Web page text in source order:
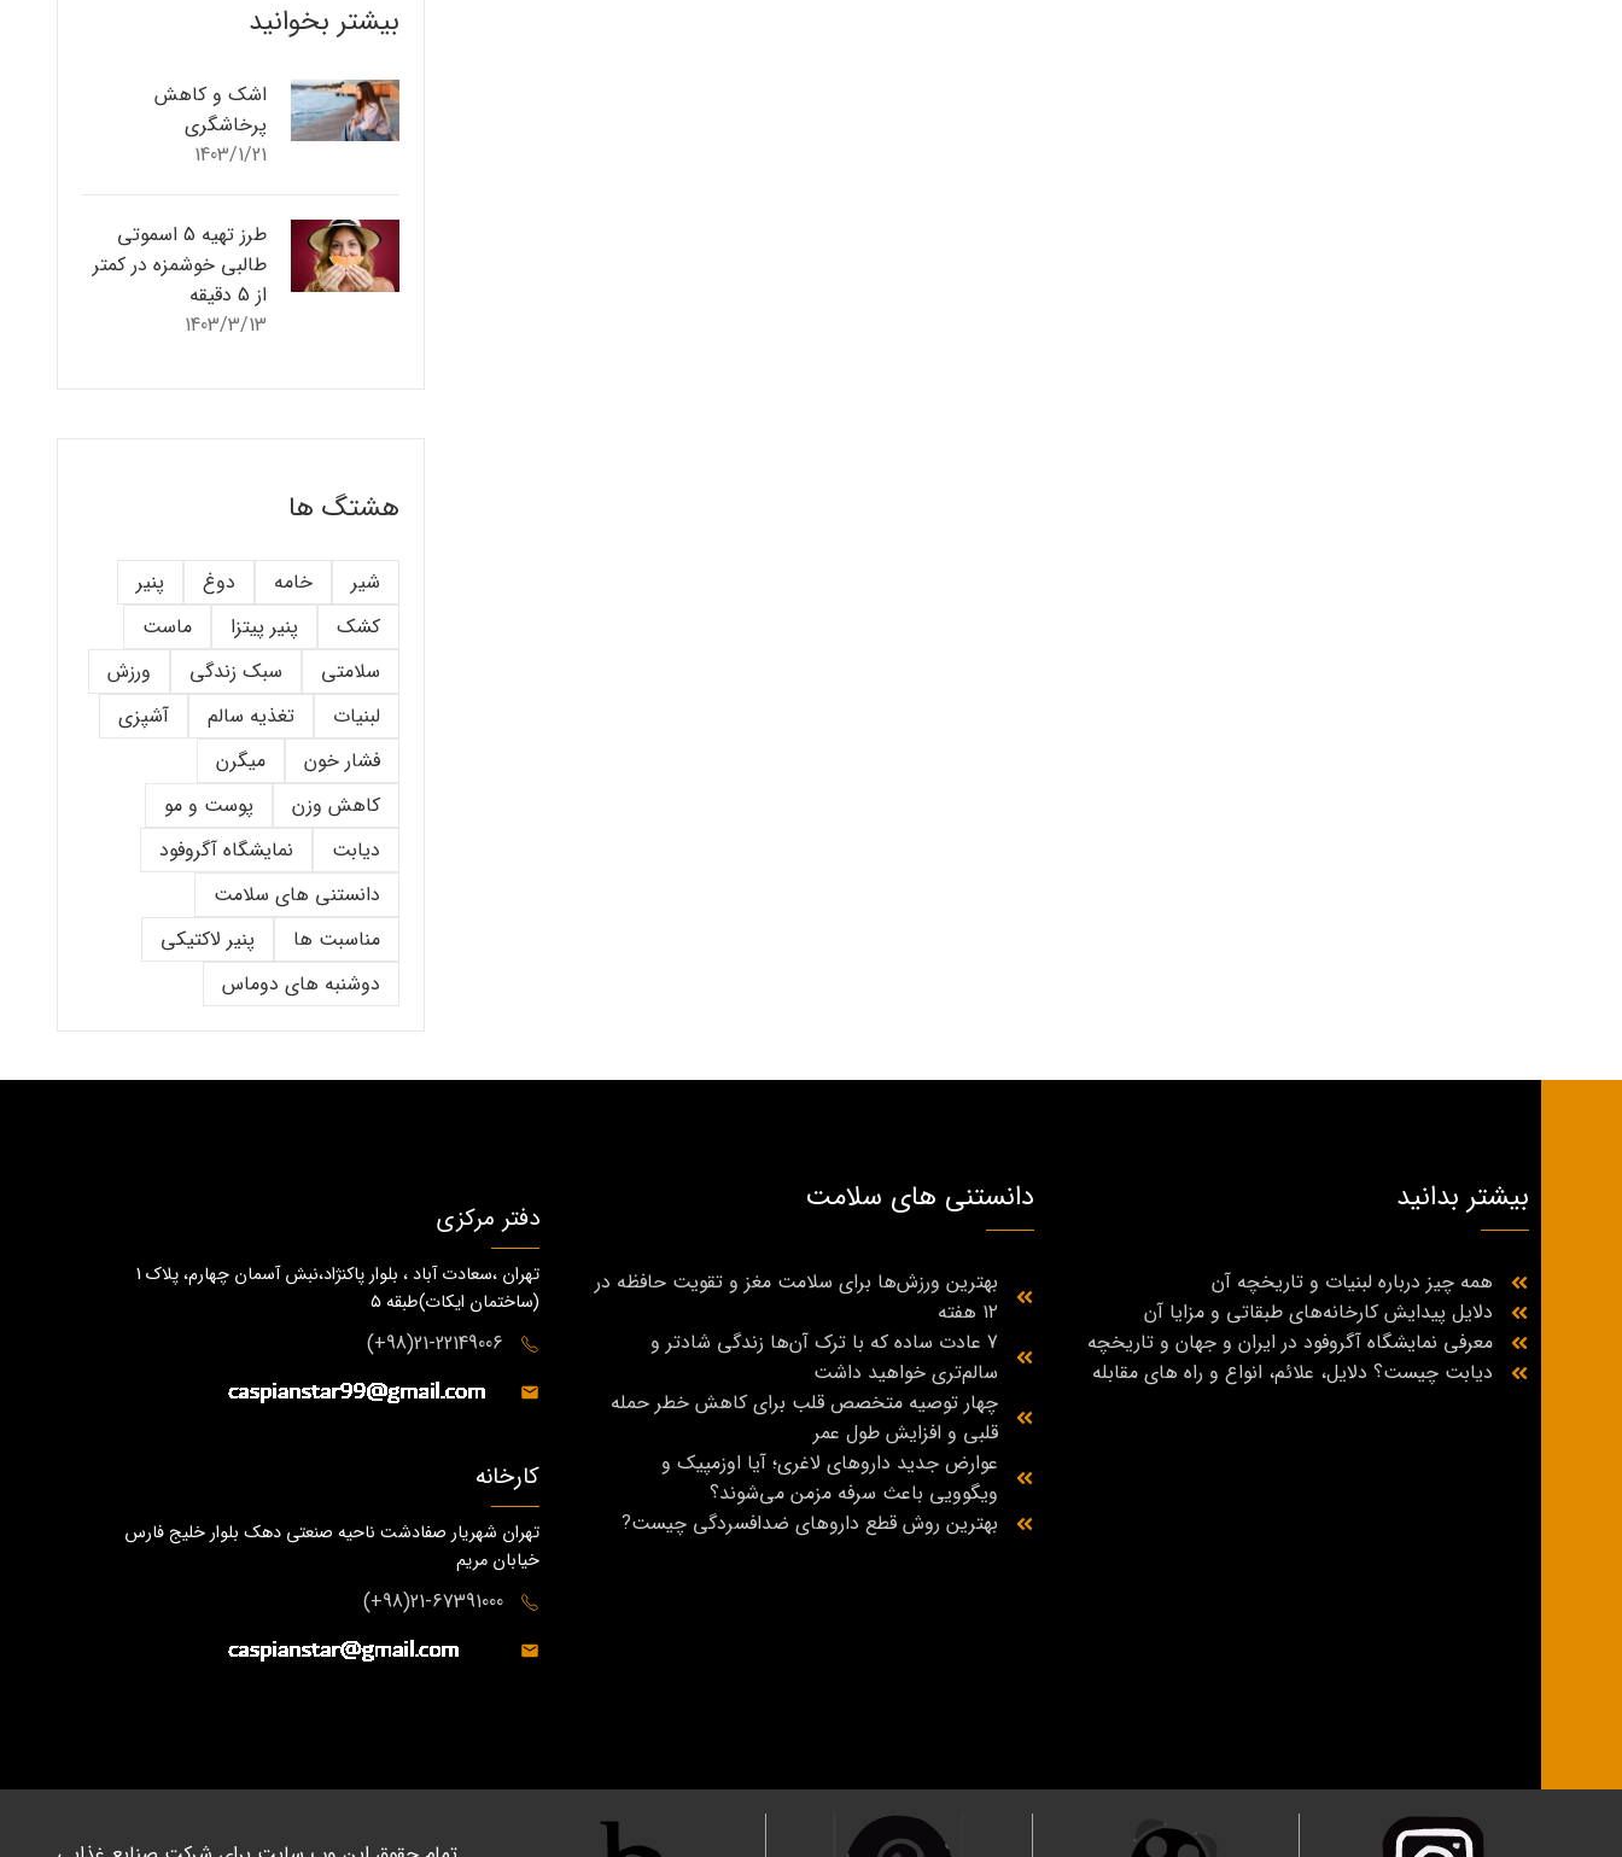
بیشتر بخوانید
اشک و کاهش
پرخاشگری
1403/1/21
طرز تهیه 5 اسموتی
طالبی خوشمزه در کمتر
از 5 دقیقه
1403/3/13
هشتگ ها
شیر خامه دوغ
پنیر
کشک
پنیر پیتزا
ماست
سلامتی
سبک زندگی
ورزش
لبنیات
تغذیه سالم
آشپزی
فشار خون
میگرن
کاهش وزن
پوست و مو
دیابت
نمایشگاه آگروفود
دانستنی های سلامت
مناسبت ها
پنیر لاکتیکی
دوشنبه های دوماس
بیشتر بدانید
همه چیز درباره لبنیات و تاریخچه آن
دلایل پیدایش کارخانه‌های طبقاتی و مزایا آن
معرفی نمایشگاه آگروفود در ایران و جهان و تاریخچه
دیابت چیست؟ دلایل، علائم، انواع و راه‌ های مقابله
دانستنی های سلامت
بهترین ورزش‌ها برای سلامت مغز و تقویت حافظه در
۱۲ هفته
7 عادت ساده که با ترک آن‌ها زندگی شادتر و
سالم‌تری خواهید داشت
چهار توصیه متخصص قلب برای کاهش خطر حمله
قلبی و افزایش طول عمر
عوارض جدید داروهای لاغری؛ آیا اوزمپیک و
ویگوویی باعث سرفه مزمن می‌شوند؟
بهترین روش قطع داروهای ضدافسردگی چیست?
دفتر مرکزی
تهران ،سعادت آباد ، بلوار پاکنژاد،نبش آسمان چهارم، پلاک 1
(ساختمان ايكات)طبقه ٥
21-22149006(98+)
کارخانه
تهران شهریار صفادشت ناحیه صنعتی دهک بلوار خلیج فارس
خیابان مریم
21-67391000(98+)